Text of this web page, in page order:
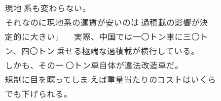
現地 系も変わらない。
それなのに現地系の運賃が安いのは 過積載の影響が決
定的に大きい」 実際、中国では一〇トン車に三〇ト
ン、四〇トン 乗せる極端な過積載が横行している。
しかも、その一 〇トン車自体が違法改造車だ。
規制に目を瞑ってしま えば重量当たりのコストはいくら
でも下げられる。